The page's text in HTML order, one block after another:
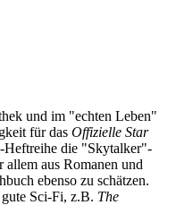
und im "echten Leben"
für das Offizielle Star
Heftreihe die "Skytalker"-
aus Romanen und
ebenso zu schätzen.
Sci-Fi, z.B. The